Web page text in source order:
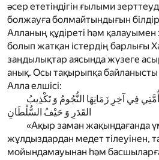
әсер ететіндігін ғылыми
болжауға болмайтындығын
Алланың құдіреті һәм
болып жатқан істердің барлығы
заңдылықтар аясында жүзеге
анық. Осы тақырыпқа байланысты
Алла елшісі:
فِي آخِرِ زَمَانِهَا النُّجُومُ وَ تَكْذِيبُ
القَدَرِ وَ حَيْفُ السُّلْطَانِ
«Ақыр заман жақындағанда
жұлдыздардан медет тілеуінен,
мойындамауынан һәм